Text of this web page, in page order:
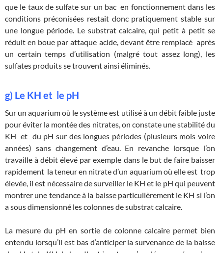
que le taux de sulfate sur un bac en fonctionnement dans les
conditions préconisées restait donc pratiquement stable sur
une longue période. Le substrat calcaire, qui petit à petit se
réduit en boue par attaque acide, devant être remplacé après
un certain temps d’utilisation (malgré tout assez long), les
sulfates produits se trouvent ainsi éliminés.
g) Le KH et le pH
Sur un aquarium où le système est utilisé à un débit faible juste
pour éviter la montée des nitrates, on constate une stabilité du
KH et du pH sur des longues périodes (plusieurs mois voire
années) sans changement d’eau. En revanche lorsque l’on
travaille à débit élevé par exemple dans le but de faire baisser
rapidement la teneur en nitrate d’un aquarium où elle est trop
élevée, il est nécessaire de surveiller le KH et le pH qui peuvent
montrer une tendance à la baisse particulièrement le KH si l’on
a sous dimensionné les colonnes de substrat calcaire.
La mesure du pH en sortie de colonne calcaire permet bien
entendu lorsqu’il est bas d’anticiper la survenance de la baisse